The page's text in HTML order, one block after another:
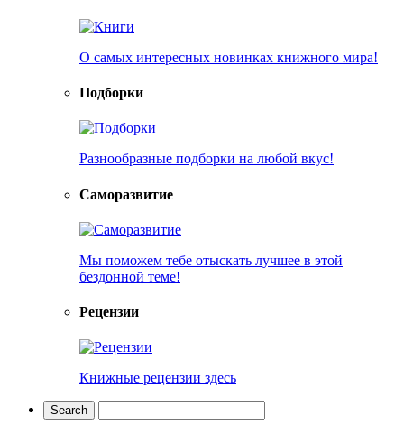
О самых интересных новинках книжного мира!
Подборки
Разнообразные подборки на любой вкус!
Саморазвитие
Мы поможем тебе отыскать лучшее в этой
бездонной теме!
Рецензии
Книжные рецензии здесь